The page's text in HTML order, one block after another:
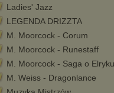
w
na
Ladies' Jazz
LEGENDA DRIZZTA
M. Moorcock - Corum
M. Moorcock - Runestaff
M. Moorcock - Saga o Elryku
M. Weiss - Dragonlance